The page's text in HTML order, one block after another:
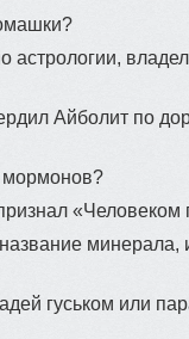
астрологии, владел
Айболит по
мормонов?
«Человеком
минерала,
гуськом или